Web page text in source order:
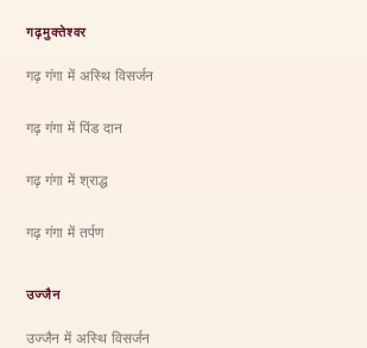
गढ़मुक्तेश्वर
गढ़ गंगा में अस्थि विसर्जन
गढ़ गंगा में पिंड दान
गढ़ गंगा में श्राद्ध
गढ़ गंगा में तर्पण
उज्जैन
उज्जैन में अस्थि विसर्जन